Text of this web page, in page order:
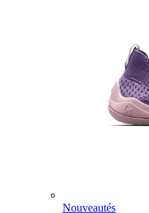
Nouveautés